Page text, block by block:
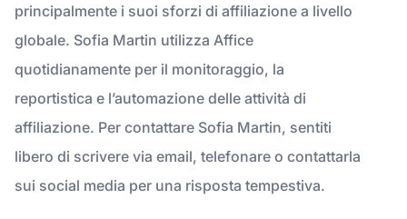
principalmente i suoi sforzi di affiliazione a livello
globale. Sofia Martin utilizza Affice
quotidianamente per il monitoraggio, la
reportistica e l’automazione delle attività di
affiliazione. Per contattare Sofia Martin, sentiti
libero di scrivere via email, telefonare o contattarla
sui social media per una risposta tempestiva.